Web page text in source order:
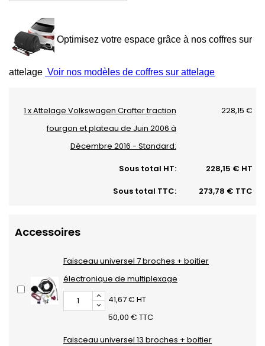
Optimisez votre espace grâce à nos coffres sur
attelage Voir nos modèles de coffres sur attelage
1 x Attelage Volkswagen Crafter traction
fourgon et plateau de Juin 2006 à
Décembre 2016 - Standard:
228,15 €
Sous total HT:
228,15 € HT
Sous total TTC:
273,78 € TTC
Accessoires
Faisceau universel 7 broches + boitier
électronique de multiplexage
41,67 € HT
50,00 € TTC
Faisceau universel 13 broches + boitier